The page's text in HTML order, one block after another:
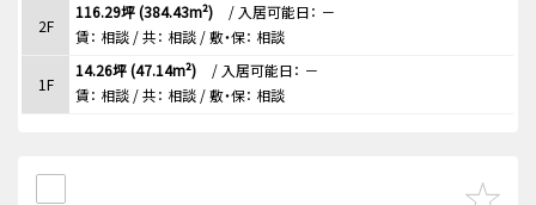
2F
116.29坪 (384.43m²) / 入居可能日： －
賃： 相談 / 共： 相談 / 敷・保： 相談
1F
14.26坪 (47.14m²) / 入居可能日： －
賃： 相談 / 共： 相談 / 敷・保： 相談